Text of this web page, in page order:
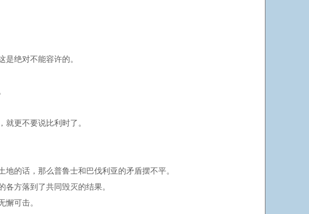
绝对不能容许的。
更不要说比利时了。
的话，那么普鲁士和巴伐利亚的矛盾摆不平。
方落到了共同毁灭的结果。
懈可击。